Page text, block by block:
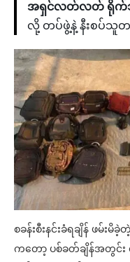
အရှင်လတ်လတ် ရိုက်သတ်
လို့ တပ်ဖွဲ့နဲ့ နီးစပ်သူတ
စခန်းစီးနင်းခံရချိန် ဖမ်း
ကတော့ ပစ်ခတ်ချိန်အတွင်